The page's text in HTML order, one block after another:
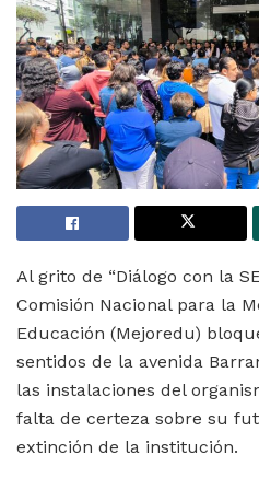
Al grito de “Diálogo con la
Comisión Nacional para la
Educación (Mejoredu)
sentidos de la avenida
las instalaciones del
falta de certeza sobre su
extinción de la institución.